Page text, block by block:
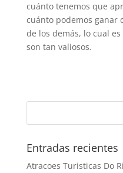
cuánto tenemos que
cuánto podemos ganar
de los demás, lo cual
son tan valiosos.
Entradas recientes
Atracoes Turisticas Do